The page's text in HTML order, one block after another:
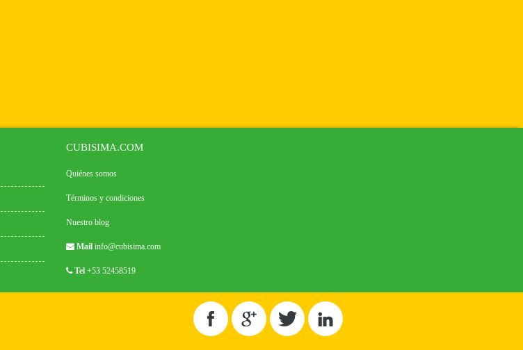
CUBISIMA.COM
Quiénes somos
Términos y condiciones
Nuestro blog
Mail info@cubisima.com
Tel +53 52458519